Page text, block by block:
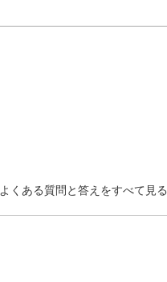
よくある質問と答えをすべて見る